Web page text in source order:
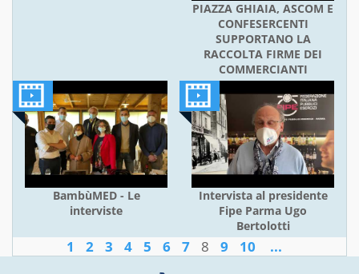
PIAZZA GHIAIA, ASCOM E
CONFESERCENTI
SUPPORTANO LA
RACCOLTA FIRME DEI
COMMERCIANTI
BambùMED - Le
interviste
Intervista al presidente
Fipe Parma Ugo
Bertolotti
1 2 3 4 5 6 7 8 9 10 ...